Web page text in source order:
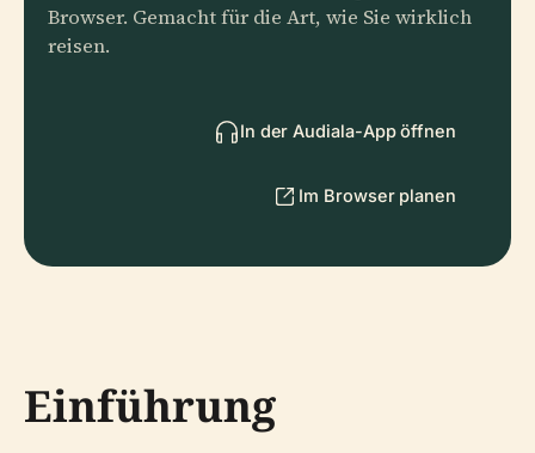
Browser. Gemacht für die Art, wie Sie wirklich
reisen.
In der Audiala-App öffnen
Im Browser planen
Einführung